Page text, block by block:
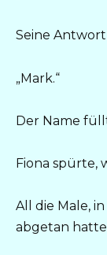
Seine
„Mark.“
Der Name
Fiona spürte,
All die Male,
abgetan